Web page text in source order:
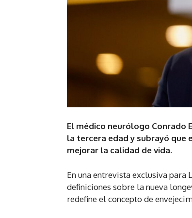
El médico neurólogo Conrado
la tercera edad y subrayó que
mejorar la calidad de vida.
En una entrevista exclusiva
definiciones sobre la nueva
redefine el concepto de